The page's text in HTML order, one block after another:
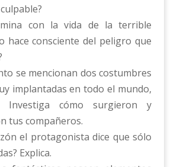
con la vida de la terrible
hace consciente del peligro que
se mencionan dos costumbres
implantadas en todo el mundo,
Investiga cómo surgieron y
tus compañeros.
el protagonista dice que sólo
Explica.